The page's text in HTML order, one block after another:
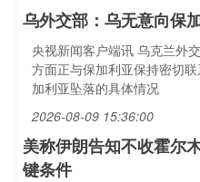
乌外交部：乌无意向保
央视新闻客户端讯 乌克兰外
方面正与保加利亚保持密切
加利亚坠落的具体情况
2026-08-09 15:36:00
美称伊朗告知不收霍尔
键条件